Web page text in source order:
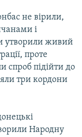
не вірили,
і
утворили живий
проте
підійти до
три кордони
Народну